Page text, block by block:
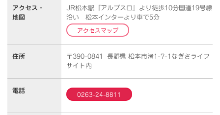
アクセス・
地図
JR松本駅『アルプス口』より徒歩10分国道19号線
沿い 松本インターより車で5分
アクセスマップ
住所
〒390-0841 長野県 松本市渚1-7-1なぎさライフ
サイト内
電話
0263-24-8811